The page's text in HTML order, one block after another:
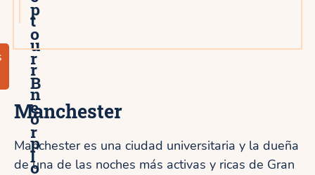
p
o
r
B
e
r
l
t
u
r
n
o
p
o
Manchester
Manchester es una ciudad universitaria y la dueña
de una de las noches más activas y ricas de Gran